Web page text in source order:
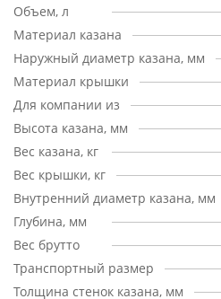
использования.
Дно.Именно круглая форма дна
«эффекта казана», которым
блюда. Желанный результат
равномерному прогреву
открытом огне костра.
Процесс использования во
ручки. Они расположены
поэтому можно снимать казан с
посторонней помощью.
Крышка.Традиционно казаны
крышкой, которая отличается
использовании. Ручка крышки
Объем, л
Материал казана
Наружный диаметр казана, мм
Материал крышки
Для компании из
Высота казана, мм
Вес казана, кг
Вес крышки, кг
Внутренний диаметр казана, мм
Глубина, мм
Вес брутто
Транспортный размер
Толщина стенок казана, мм